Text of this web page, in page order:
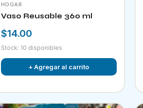
HOGAR
Vaso Reusable 360 ml
$14.00
Stock: 10 disponibles
+ Agregar al carrito